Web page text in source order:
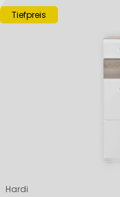
Tiefpreis
Verkäufer:
Hardi